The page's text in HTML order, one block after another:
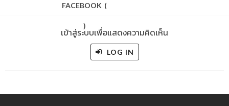
FACEBOOK (
)
เข้าสู่ระบบเพื่อแสดงความคิดเห็น
LOG IN